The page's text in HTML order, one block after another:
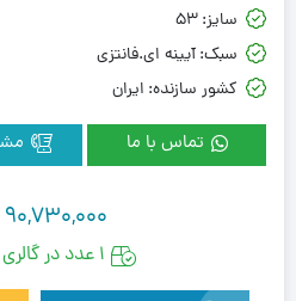
سایز:53
سبک:آیینه ای.فانتزی
کشور سازنده: ایران
تماس با ما
90,730,000
1 عدد در گالری باقی مانده